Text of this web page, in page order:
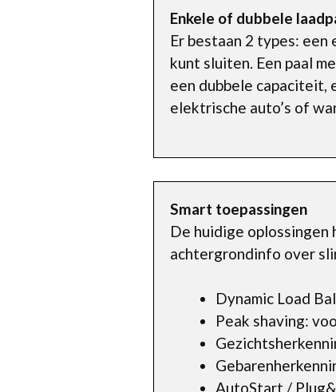
Enkele of dubbele
Er bestaan 2 types: een
kunt sluiten. Een paal
een dubbele capaciteit,
elektrische auto’s of
Smart toepassingen
De huidige oplossingen
achtergrondinfo over
Dynamic Load
Peak shaving:
AutoStart /